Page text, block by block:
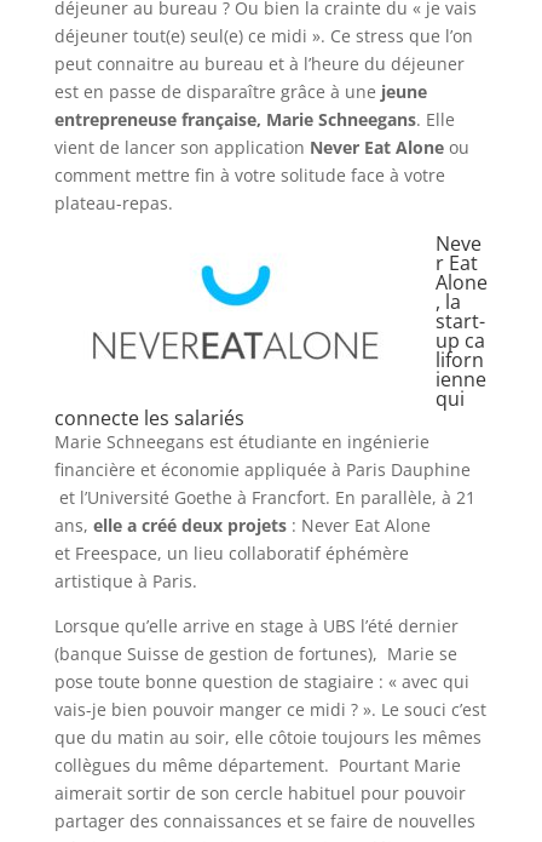
déjeuner au bureau ? Ou bien la crainte du « je vais
déjeuner tout(e) seul(e) ce midi ». Ce stress que l’on
peut connaitre au bureau et à l’heure du déjeuner
est en passe de disparaître grâce à une jeune
entrepreneuse française, Marie Schneegans. Elle
vient de lancer son application Never Eat Aloneou
comment mettre fin à votre solitude face à votre
plateau-repas.
Neve
r Eat
Alone
, la
start-
up ca
liforn
ienne
qui
connecte les salariés
Marie Schneegans est étudiante en ingénierie
financière et économie appliquée à Paris Dauphine
et l’Université Goethe à Francfort. En parallèle, à 21
ans, elle a créé deux projets: Never Eat Alone
et Freespace, un lieu collaboratif éphémère
artistique à Paris.
Lorsque qu’elle arrive en stage à UBS l’été dernier
(banque Suisse de gestion de fortunes), Marie se
pose toute bonne question de stagiaire : « avec qui
vais-je bien pouvoir manger ce midi ? ». Le souci c’est
que du matin au soir, elle côtoie toujours les mêmes
collègues du même département. Pourtant Marie
aimerait sortir de son cercle habituel pour pouvoir
partager des connaissances et se faire de nouvelles